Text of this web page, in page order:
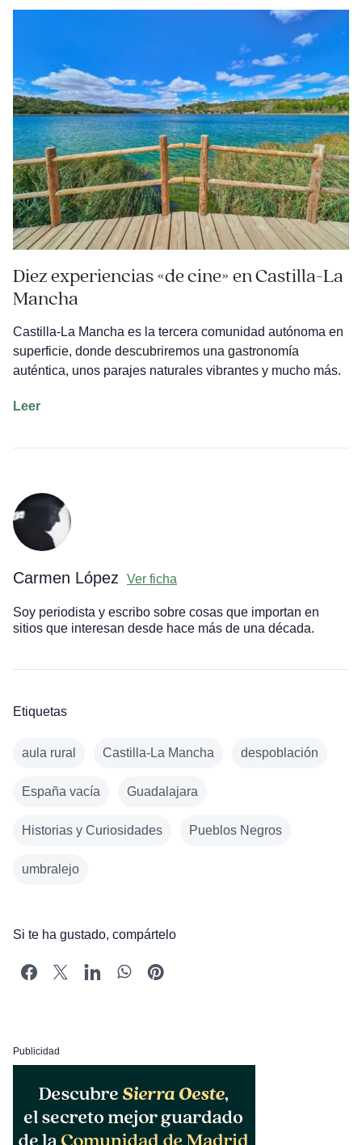
pueblos
Guadalajara
más
bonitos
Diez experiencias «de cine» en Castilla-La
Mancha
Castilla-La Mancha es la tercera comunidad autónoma en
superficie, donde descubriremos una gastronomía
auténtica, unos parajes naturales vibrantes y mucho más.
LeerDiez
Castilla-
La
Mancha
Carmen López Ver ficha
Soy periodista y escribo sobre cosas que importan en
sitios que interesan desde hace más de una década.
Etiquetas
aula rural Castilla-La Mancha despoblación
España vacía Guadalajara
Historias y Curiosidades Pueblos Negros
umbralejo
Si te ha gustado, compártelo
Publicidad